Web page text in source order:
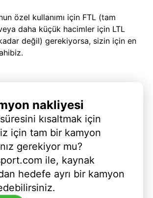
özel kullanımı için FTL (tam
daha küçük hacimler için LTL
değil) gerekiyorsa, sizin için en
nakliyesi
kısaltmak için
için tam bir kamyon
gerekiyor mu?
ile, kaynak
hedefe ayrı bir kamyon